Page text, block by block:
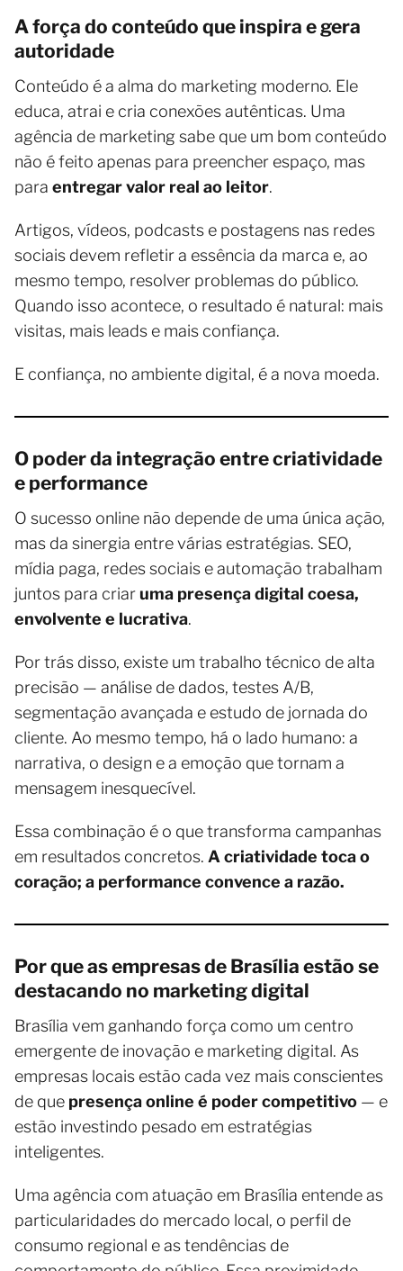
A força do conteúdo que inspira e gera
autoridade
Conteúdo é a alma do marketing moderno. Ele
educa, atrai e cria conexões autênticas. Uma
agência de marketing sabe que um bom conteúdo
não é feito apenas para preencher espaço, mas
para entregar valor real ao leitor.
Artigos, vídeos, podcasts e postagens nas redes
sociais devem refletir a essência da marca e, ao
mesmo tempo, resolver problemas do público.
Quando isso acontece, o resultado é natural: mais
visitas, mais leads e mais confiança.
E confiança, no ambiente digital, é a nova moeda.
O poder da integração entre criatividade
e performance
O sucesso online não depende de uma única ação,
mas da sinergia entre várias estratégias. SEO,
mídia paga, redes sociais e automação trabalham
juntos para criar uma presença digital coesa,
envolvente e lucrativa.
Por trás disso, existe um trabalho técnico de alta
precisão — análise de dados, testes A/B,
segmentação avançada e estudo de jornada do
cliente. Ao mesmo tempo, há o lado humano: a
narrativa, o design e a emoção que tornam a
mensagem inesquecível.
Essa combinação é o que transforma campanhas
em resultados concretos. A criatividade toca o
coração; a performance convence a razão.
Por que as empresas de Brasília estão se
destacando no marketing digital
Brasília vem ganhando força como um centro
emergente de inovação e marketing digital. As
empresas locais estão cada vez mais conscientes
de que presença online é poder competitivo — e
estão investindo pesado em estratégias
inteligentes.
Uma agência com atuação em Brasília entende as
particularidades do mercado local, o perfil de
consumo regional e as tendências de